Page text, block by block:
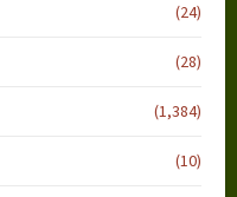
(24)
(28)
(1,384)
(10)